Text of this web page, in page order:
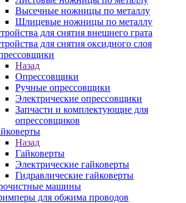
Высечные ножницы по металлу
Шлицевые ножницы по металлу
для снятия внешнего грата
для снятия оксидного слоя
Назад
Опрессовщики
Ручные опрессовщики
Электрические опрессовщики
Запчасти и комплектующие для
опрессовщиков
Назад
Гайковерты
Электрические гайковерты
Гидравлические гайковерты
машины
для обжима проводов